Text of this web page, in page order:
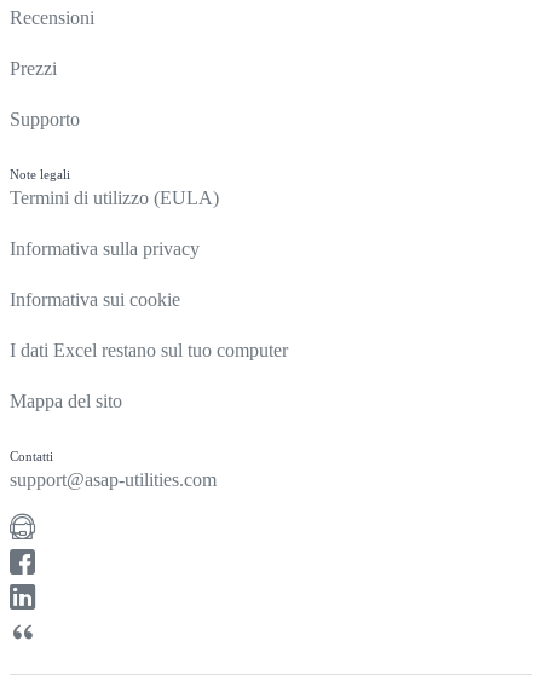
Recensioni
Prezzi
Supporto
Note legali
Termini di utilizzo (EULA)
Informativa sulla privacy
Informativa sui cookie
I dati Excel restano sul tuo computer
Mappa del sito
Contatti
support@asap-utilities.com